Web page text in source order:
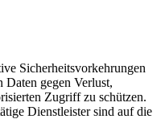
Sicherheitsvorkehrungen
Daten gegen Verlust,
Zugriff zu schützen.
Dienstleister sind auf die